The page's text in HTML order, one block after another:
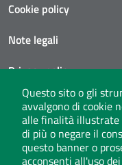
Questo sito o gli
avvalgono di cookie
alle finalità illustrate
di più o negare il
questo banner o
acconsenti all'uso
Cookie policy
Note legali
Privacy policy
Social media policy
Privacy policy call